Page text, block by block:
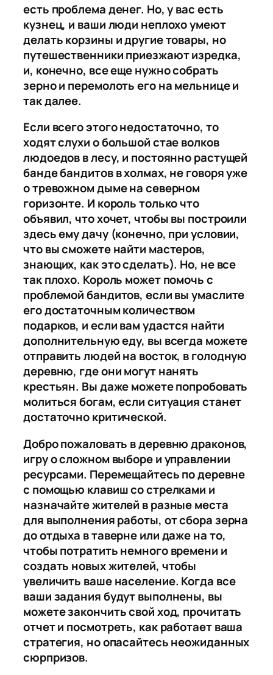
есть проблема денег. Но, у вас есть
кузнец, и ваши люди неплохо умеют
делать корзины и другие товары, но
путешественники приезжают изредка,
и, конечно, все еще нужно собрать
зерно и перемолоть его на мельнице и
так далее.
Если всего этого недостаточно, то
ходят слухи о большой стае волков
людоедов в лесу, и постоянно растущей
банде бандитов в холмах, не говоря уже
о тревожном дыме на северном
горизонте. И король только что
объявил, что хочет, чтобы вы построили
здесь ему дачу (конечно, при условии,
что вы сможете найти мастеров,
знающих, как это сделать). Но, не все
так плохо. Король может помочь с
проблемой бандитов, если вы умаслите
его достаточным количеством
подарков, и если вам удастся найти
дополнительную еду, вы всегда можете
отправить людей на восток, в голодную
деревню, где они могут нанять
крестьян. Вы даже можете попробовать
молиться богам, если ситуация станет
достаточно критической.
Добро пожаловать в деревню драконов,
игру о сложном выборе и управлении
ресурсами. Перемещайтесь по деревне
с помощью клавиш со стрелками и
назначайте жителей в разные места
для выполнения работы, от сбора зерна
до отдыха в таверне или даже на то,
чтобы потратить немного времени и
создать новых жителей, чтобы
увеличить ваше население. Когда все
ваши задания будут выполнены, вы
можете закончить свой ход, прочитать
отчет и посмотреть, как работает ваша
стратегия, но опасайтесь неожиданных
сюрпризов.